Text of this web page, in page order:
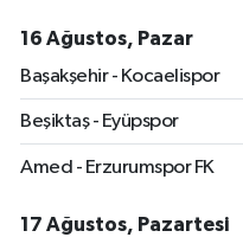
16 Ağustos, Pazar
Başakşehir - Kocaelispor
Beşiktaş - Eyüpspor
Amed - Erzurumspor FK
17 Ağustos, Pazartesi